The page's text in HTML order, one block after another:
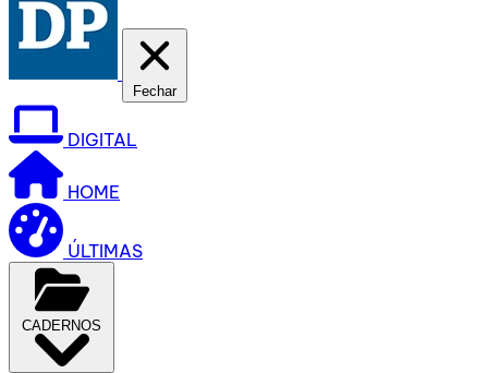
Fechar
DIGITAL
HOME
ÚLTIMAS
CADERNOS